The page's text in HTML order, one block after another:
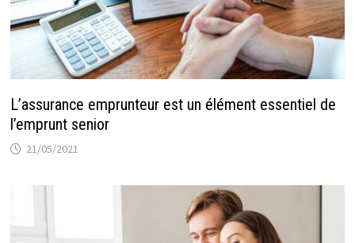
L’assurance emprunteur est un élément essentiel de
l’emprunt senior
21/05/2021